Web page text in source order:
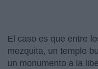
El caso es que entre
mezquita, un templo
un monumento a la